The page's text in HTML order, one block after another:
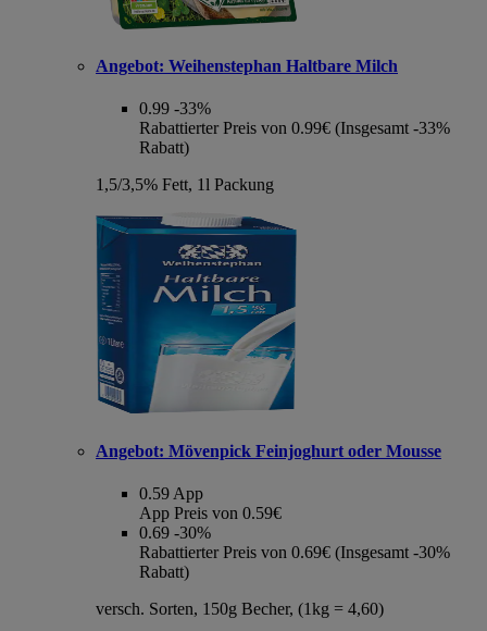
Angebot: Weihenstephan Haltbare Milch
0.99 -33%
Rabattierter Preis von 0.99€ (Insgesamt -33%
Rabatt)
1,5/3,5% Fett, 1l Packung
Angebot: Mövenpick Feinjoghurt oder Mousse
0.59 App
App Preis von 0.59€
0.69 -30%
Rabattierter Preis von 0.69€ (Insgesamt -30%
Rabatt)
versch. Sorten, 150g Becher, (1kg = 4,60)